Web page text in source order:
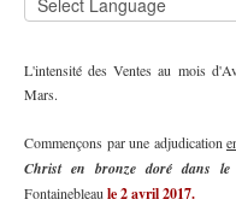
L'intensité des Ventes au mois
Mars.
Commençons par une adjudication
Christ en bronze doré dans le
Fontainebleau le 2 avril 2017.